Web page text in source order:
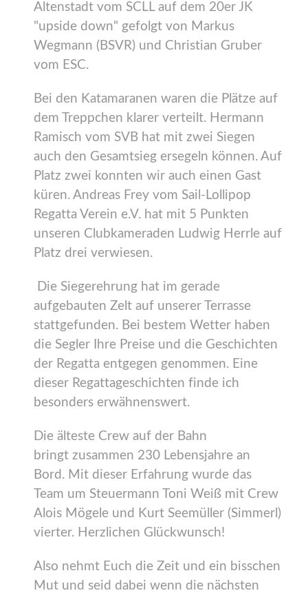
Altenstadt vom SCLL auf dem 20er JK
"upside down" gefolgt von Markus
Wegmann (BSVR) und Christian Gruber
vom ESC.
Bei den Katamaranen waren die Plätze auf
dem Treppchen klarer verteilt. Hermann
Ramisch vom SVB hat mit zwei Siegen
auch den Gesamtsieg ersegeln können. Auf
Platz zwei konnten wir auch einen Gast
küren. Andreas Frey vom Sail-Lollipop
Regatta Verein e.V. hat mit 5 Punkten
unseren Clubkameraden Ludwig Herrle auf
Platz drei verwiesen.
Die Siegerehrung hat im gerade
aufgebauten Zelt auf unserer Terrasse
stattgefunden. Bei bestem Wetter haben
die Segler Ihre Preise und die Geschichten
der Regatta entgegen genommen. Eine
dieser Regattageschichten finde ich
besonders erwähnenswert.
Die älteste Crew auf der Bahn
bringt zusammen 230 Lebensjahre an
Bord. Mit dieser Erfahrung wurde das
Team um Steuermann Toni Weiß mit Crew
Alois Mögele und Kurt Seemüller (Simmerl)
vierter. Herzlichen Glückwunsch!
Also nehmt Euch die Zeit und ein bisschen
Mut und seid dabei wenn die nächsten